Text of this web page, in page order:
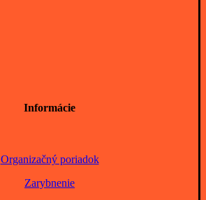
Informácie
Organizačný poriadok
Zarybnenie